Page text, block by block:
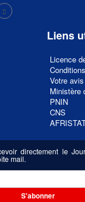
Liens
Licence
Votre
Ministère
PNIN
CNS
directement le
mail.
S'abonner